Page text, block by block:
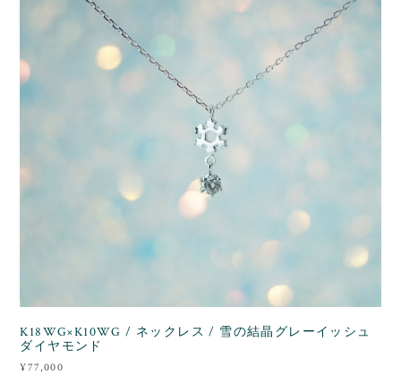
K18WG×K10WG / ネックレス / 雪の結晶グレーイッシュ
ダイヤモンド
¥77,000